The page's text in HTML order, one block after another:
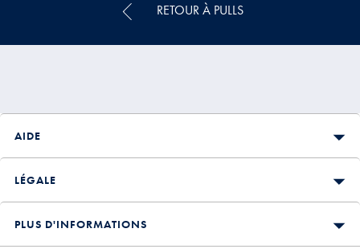
RETOUR À PULLS
AIDE
LÉGALE
PLUS D'INFORMATIONS